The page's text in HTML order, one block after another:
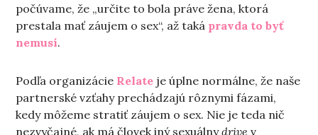
počúvame, že „určite to bola práve žena, ktorá
prestala mať záujem o sex“, až taká pravda to byť
nemusí.
Podľa organizácie Relate je úplne normálne, že naše
partnerské vzťahy prechádzajú rôznymi fázami,
kedy môžeme stratiť záujem o sex. Nie je teda nič
nezvyčajné, ak má človek iný sexuálnydrive v